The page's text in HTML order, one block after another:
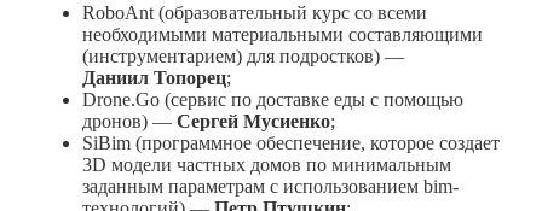
RoboAnt (образовательный курс со всеми
необходимыми материальными составляющими
(инструментарием) для подростков) —
Даниил Топорец;
Drone.Go (сервис по доставке еды с помощью
дронов) — Сергей Мусиенко;
SiBim (программное обеспечение, которое создает
3D модели частных домов по минимальным
заданным параметрам с использованием bim-